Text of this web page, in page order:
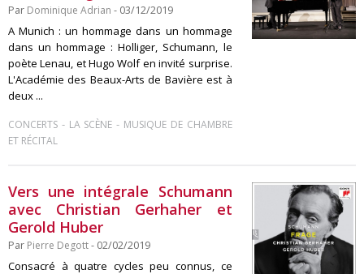
Par Dominique Adrian - 03/12/2019
A Munich : un hommage dans un hommage
dans un hommage : Holliger, Schumann, le
poète Lenau, et Hugo Wolf en invité surprise.
L'Académie des Beaux-Arts de Bavière est à
deux ...
CONCERTS - LA SCÈNE - MUSIQUE DE CHAMBRE
ET RÉCITAL
Vers une intégrale Schumann
avec Christian Gerhaher et
Gerold Huber
Par Pierre Degott- 02/02/2019
Consacré à quatre cycles peu connus, ce